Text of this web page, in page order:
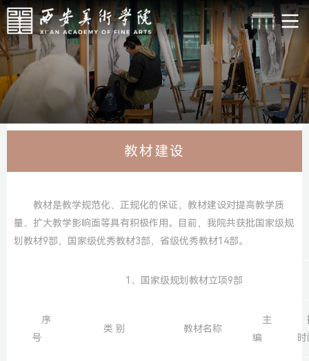
教材建设
教材是教学规范化、正规化的保证，教材建设对提高教学质
量、扩大教学影响面等具有积极作用。目前，我院共获批国家级规
划教材9部，国家级优秀教材3部，省级优秀教材14部。
1、国家级规划教材立项9部
序
号
类 别 教材名称
主
编